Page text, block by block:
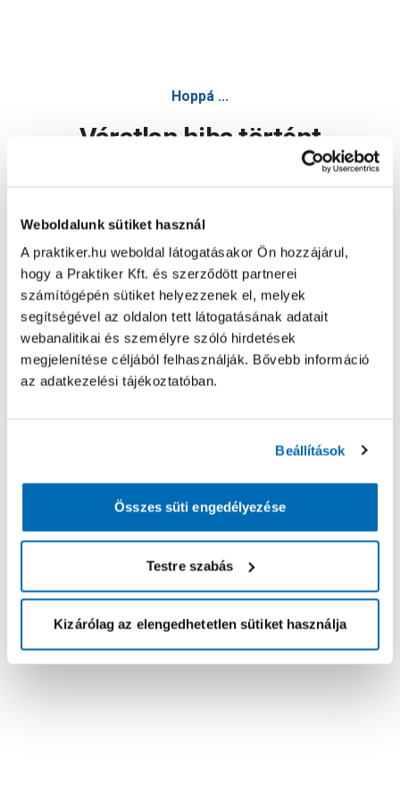
Weboldalunk sütiket használ
A praktiker.hu weboldal látogatásakor Ön hozzájárul,
hogy a Praktiker Kft. és szerződött partnerei
számítógépén sütiket helyezzenek el, melyek
segítségével az oldalon tett látogatásának adatait
webanalitikai és személyre szóló hirdetések
megjelenítése céljából felhasználják. Bővebb információ
az adatkezelési tájékoztatóban.
Beállítások
Összes süti engedélyezése
Testre szabás
Kizárólag az elengedhetetlen sütiket használja
Hoppá ...
Váratlan hiba történt
Oldal újratöltése